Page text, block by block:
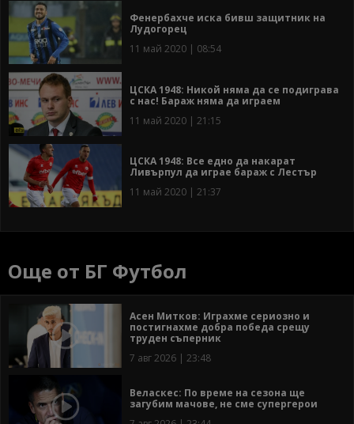
Фенербахче иска бивш защитник на
Лудогорец
11 май 2020 | 08:54
ЦСКА 1948: Никой няма да се подиграва
с нас! Бараж няма да играем
11 май 2020 | 21:15
ЦСКА 1948: Все едно да накарат
Ливърпул да играе бараж с Лестър
11 май 2020 | 21:37
Още от БГ Футбол
Асен Митков: Играхме сериозно и
постигнахме добра победа срещу
труден съперник
7 авг 2026 | 23:48
Веласкес: По време на сезона ще
загубим мачове, не сме супергерои